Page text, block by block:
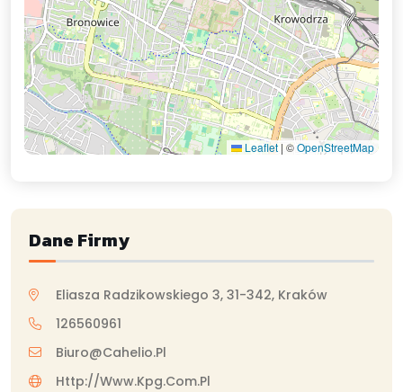
Leaflet | ©OpenStreetMap
Dane Firmy
Eliasza Radzikowskiego 3, 31-342, Kraków
126560961
Biuro@cahelio.pl
Http://www.kpg.com.pl